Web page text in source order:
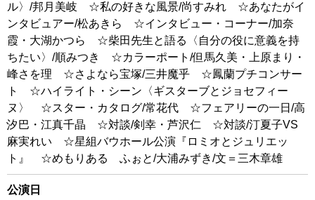
ル〉/邦月美岐 ☆私の好きな風景/尚すみれ ☆あなたがイ
ンタビュアー/松あきら ☆インタビュー・コーナー/加奈
霞・大湖かつら ☆柴田先生と語る〈自分の役に意義を持
ちたい〉/順みつき ☆カラーポート/但馬久美・上原まり・
峰さを理 ☆さよなら宝塚/三井魔乎 ☆鳳蘭プチコンサー
ト ☆ハイライト・シーン〈ギスターブとジョセフィー
ヌ〉 ☆スター・カタログ/常花代 ☆フェアリーの一日/高
汐巴・江真千晶 ☆対談/剣幸・芦沢仁 ☆対談/汀夏子VS
麻実れい ☆星組バウホール公演『ロミオとジュリエッ
ト』 ☆めもりある ふぉと/大浦みずき/文＝三木章雄
公演日